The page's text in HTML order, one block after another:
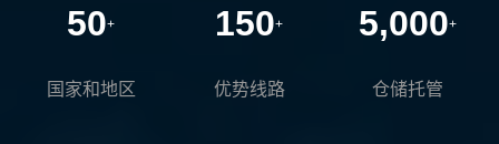
50+
国家和地区
150+
优势线路
5,000+
仓储托管